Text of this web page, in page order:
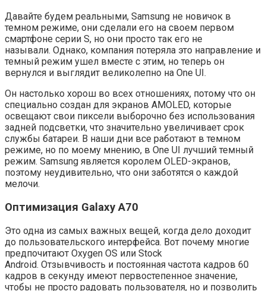
Давайте будем реальными, Samsung не новичок в
темном режиме, они сделали его на своем первом
смартфоне серии S, но они просто так его не
называли. Однако, компания потеряла это направление и
темный режим ушел вместе с этим, но теперь он
вернулся и выглядит великолепно на One UI.
Он настолько хорош во всех отношениях, потому что он
специально создан для экранов AMOLED, которые
освещают свои пиксели выборочно без использования
задней подсветки, что значительно увеличивает срок
службы батареи. В наши дни все работают в темном
режиме, но по моему мнению, в One UI лучший темный
режим. Samsung является королем OLED-экранов,
поэтому неудивительно, что они заботятся о каждой
мелочи.
Оптимизация Galaxy A70
Это одна из самых важных вещей, когда дело доходит
до пользовательского интерфейса. Вот почему многие
предпочитают Oxygen OS или Stock
Android. Отзывчивость и постоянная частота кадров 60
кадров в секунду имеют первостепенное значение,
чтобы не просто радовать пользователя, но и позволить